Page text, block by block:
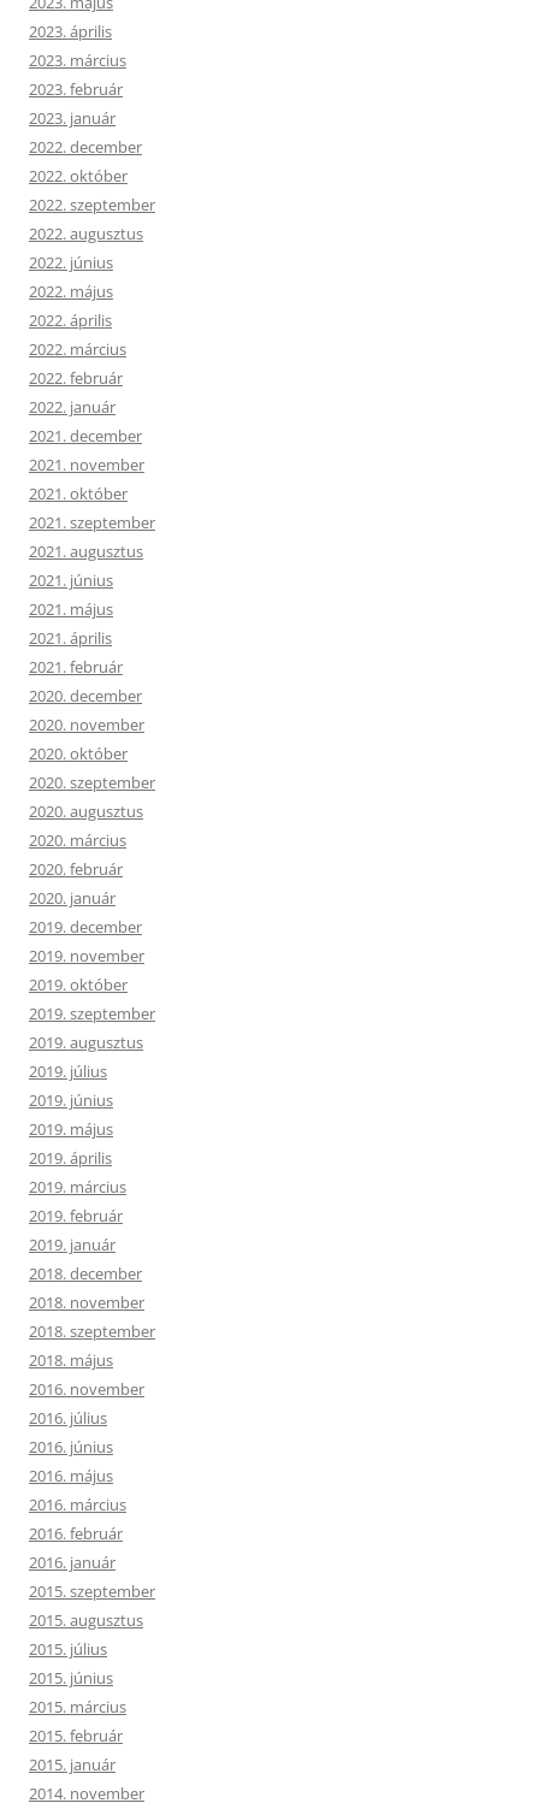
2023. április
2023. március
2023. február
2023. január
2022. december
2022. október
2022. szeptember
2022. augusztus
2022. június
2022. május
2022. április
2022. március
2022. február
2022. január
2021. december
2021. november
2021. október
2021. szeptember
2021. augusztus
2021. június
2021. május
2021. április
2021. február
2020. december
2020. november
2020. október
2020. szeptember
2020. augusztus
2020. március
2020. február
2020. január
2019. december
2019. november
2019. október
2019. szeptember
2019. augusztus
2019. július
2019. június
2019. május
2019. április
2019. március
2019. február
2019. január
2018. december
2018. november
2018. szeptember
2018. május
2016. november
2016. július
2016. június
2016. május
2016. március
2016. február
2016. január
2015. szeptember
2015. augusztus
2015. július
2015. június
2015. március
2015. február
2015. január
2014. november